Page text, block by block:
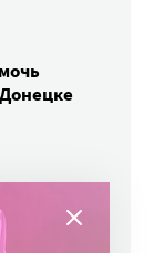
заявок